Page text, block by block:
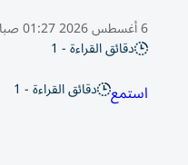
6 أغسطس 2026 01:27 صباحًا
دقائق القراءة - 1
استمع دقائق القراءة - 1